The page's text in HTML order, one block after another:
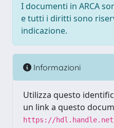
I documenti in ARCA
e tutti i diritti sono
indicazione.
Informazioni
Utilizza questo
un link a questo
https://hdl.handle.net/